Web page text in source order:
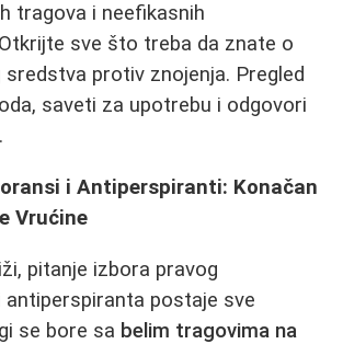
tragova i neefikasnih
sve što treba da znate o
sredstva protiv znojenja. Pregled
saveti za upotrebu i odgovori
i Antiperspiranti: Konačan
Vrućine
pitanje izbora pravog
antiperspiranta postaje sve
se bore sa belim tragovima na